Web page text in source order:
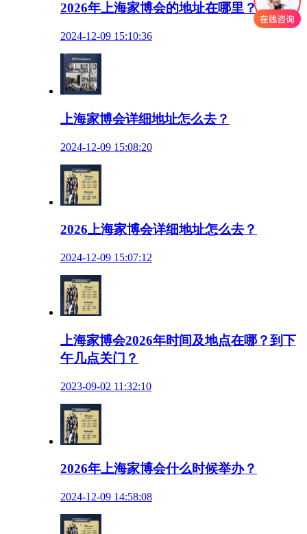
2026年上海家博会的地址在哪里？
2024-12-09 15:10:36
上海家博会详细地址怎么去？
2024-12-09 15:08:20
2026上海家博会详细地址怎么去？
2024-12-09 15:07:12
上海家博会2026年时间及地点在哪？到下
午几点关门？
2023-09-02 11:32:10
2026年上海家博会什么时候举办？
2024-12-09 14:58:08